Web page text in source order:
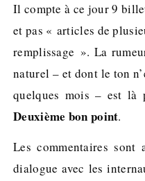
Il compte à ce jour 9
et pas « articles de
remplissage ». La
naturel – et dont le ton
quelques mois – est là
Deuxième bon point.
Les commentaires
dialogue avec les